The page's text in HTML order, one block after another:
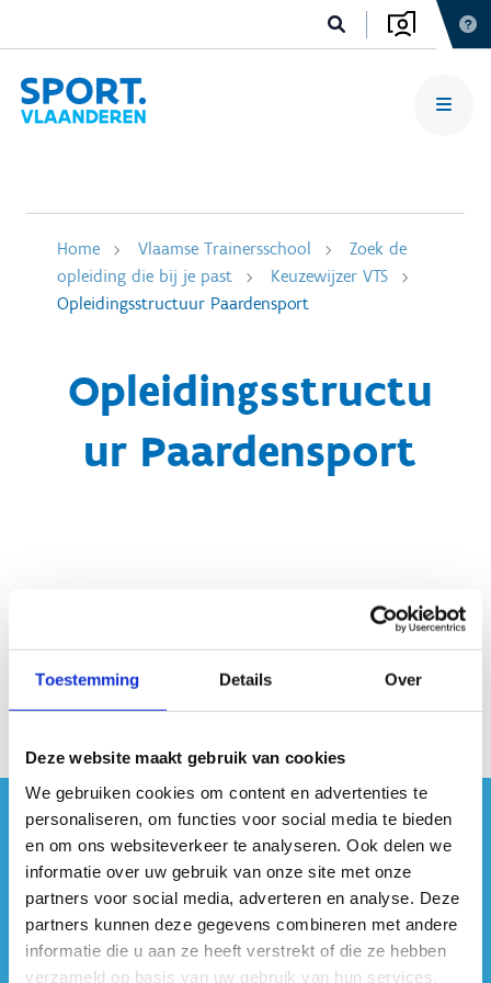
Toestemming Details Over
Deze website maakt gebruik van cookies
We gebruiken cookies om content en advertenties te
personaliseren, om functies voor social media te bieden
en om ons websiteverkeer te analyseren. Ook delen we
informatie over uw gebruik van onze site met onze
partners voor social media, adverteren en analyse. Deze
partners kunnen deze gegevens combineren met andere
informatie die u aan ze heeft verstrekt of die ze hebben
verzameld op basis van uw gebruik van hun services.
Home Vlaamse Trainersschool
Zoek de
opleiding die bij je past
Keuzewijzer VTS
Opleidingsstructuur Paardensport
Opleidingsstructu
ur Paardensport
#sportersbelevenmeer
ook op sociale media